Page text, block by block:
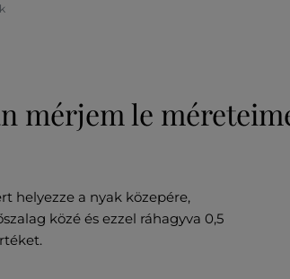
mérjem le
helyezze a nyak közepére,
közé és ezzel ráhagyva 0,5